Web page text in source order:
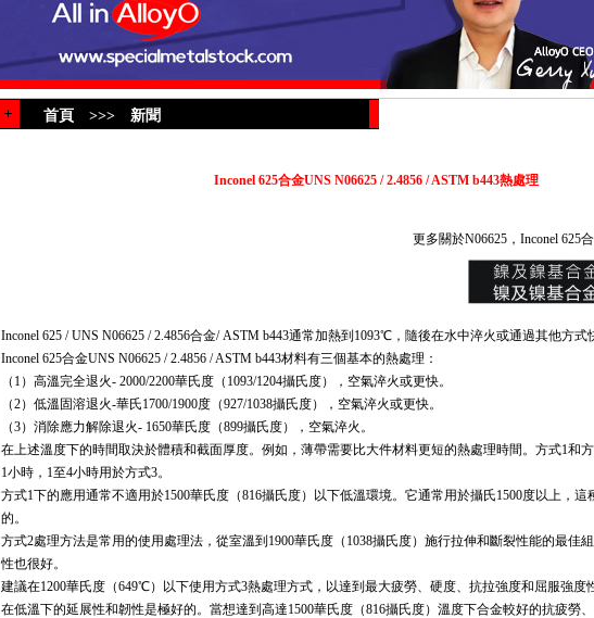
首頁 >>> 新聞
Inconel 625合金UNS N06625 / 2.4856 / ASTM b443熱處理
更多關於N06625，Inconel 625
Inconel 625 / UNS N06625 / 2.4856合金/ ASTM b443通常加熱到1093℃，隨後在水中淬火或通過其他方式
Inconel 625合金UNS N06625 / 2.4856 / ASTM b443材料有三個基本的熱處理：
（1）高溫完全退火- 2000/2200華氏度（1093/1204攝氏度），空氣淬火或更快。
（2）低溫固溶退火-華氏1700/1900度（927/1038攝氏度），空氣淬火或更快。
（3）消除應力解除退火- 1650華氏度（899攝氏度），空氣淬火。
在上述溫度下的時間取決於體積和截面厚度。例如，薄帶需要比大件材料更短的熱處理時間。方式1和
1小時，1至4小時用於方式3。
方式1下的應用通常不適用於1500華氏度（816攝氏度）以下低溫環境。它通常用於攝氏1500度以上，
的。
方式2處理方法是常用的使用處理法，從室溫到1900華氏度（1038攝氏度）施行拉伸和斷裂性能的最佳
性也很好。
建議在1200華氏度（649℃）以下使用方式3熱處理方式，以達到最大疲勞、硬度、抗拉強度和屈服強度
在低溫下的延展性和韌性是極好的。當想達到高達1500華氏度（816攝氏度）溫度下合金較好的抗疲勞